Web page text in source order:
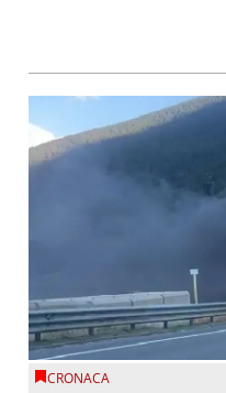
CRONACA